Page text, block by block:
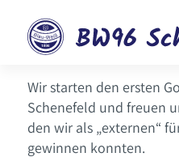
Wir starten den ersten
Schenefeld und freuen
den wir als „externen“
gewinnen konnten.